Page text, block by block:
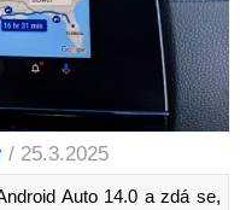
/ 25.3.2025
Auto 14.0 a zdá se,